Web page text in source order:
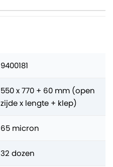
9400181
550 x 770 + 60 mm (open
zijde x lengte + klep)
65 micron
32 dozen